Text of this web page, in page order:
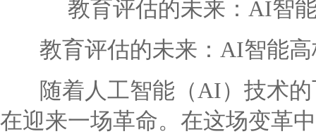
教育评估的未来：AI智
教育评估的未来：AI智能高
随着人工智能（AI）技术的
在迎来一场革命。在这场变革